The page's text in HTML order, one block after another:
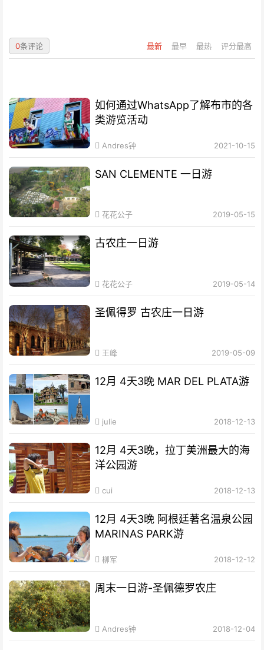
最新 最早 最热 评分最高
0条评论
如何通过WhatsApp了解布市的各
类游览活动
Andres钟 2021-10-15
SAN CLEMENTE 一日游
花花公子 2019-05-15
古农庄一日游
花花公子 2019-05-14
圣佩得罗 古农庄一日游
王峰 2019-05-09
12月 4天3晚 MAR DEL PLATA游
julie 2018-12-13
12月 4天3晚，拉丁美洲最大的海
洋公园游
cui 2018-12-13
12月 4天3晚 阿根廷著名温泉公园
MARINAS PARK游
柳军 2018-12-12
周末一日游-圣佩德罗农庄
Andres钟 2018-12-04